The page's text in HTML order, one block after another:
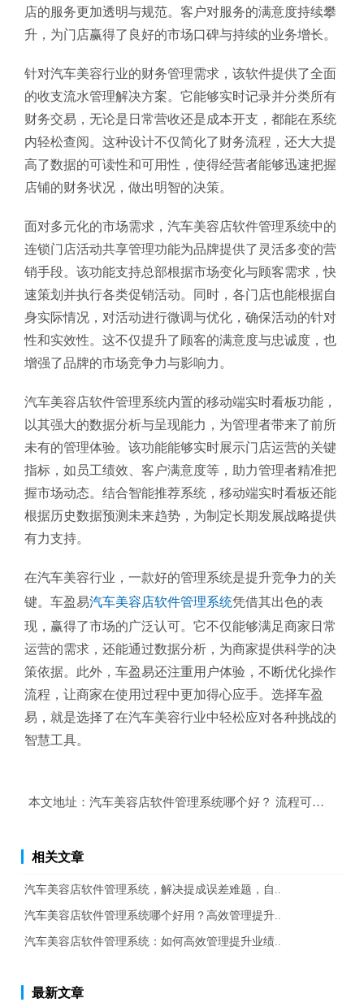
店的服务更加透明与规范。客户对服务的满意度持续攀
升，为门店赢得了良好的市场口碑与持续的业务增长。
针对汽车美容行业的财务管理需求，该软件提供了全面
的收支流水管理解决方案。它能够实时记录并分类所有
财务交易，无论是日常营收还是成本开支，都能在系统
内轻松查阅。这种设计不仅简化了财务流程，还大大提
高了数据的可读性和可用性，使得经营者能够迅速把握
店铺的财务状况，做出明智的决策。
面对多元化的市场需求，汽车美容店软件管理系统中的
连锁门店活动共享管理功能为品牌提供了灵活多变的营
销手段。该功能支持总部根据市场变化与顾客需求，快
速策划并执行各类促销活动。同时，各门店也能根据自
身实际情况，对活动进行微调与优化，确保活动的针对
性和实效性。这不仅提升了顾客的满意度与忠诚度，也
增强了品牌的市场竞争力与影响力。
汽车美容店软件管理系统内置的移动端实时看板功能，
以其强大的数据分析与呈现能力，为管理者带来了前所
未有的管理体验。该功能能够实时展示门店运营的关键
指标，如员工绩效、客户满意度等，助力管理者精准把
握市场动态。结合智能推荐系统，移动端实时看板还能
根据历史数据预测未来趋势，为制定长期发展战略提供
有力支持。
在汽车美容行业，一款好的管理系统是提升竞争力的关
键。车盈易汽车美容店软件管理系统凭借其出色的表
现，赢得了市场的广泛认可。它不仅能够满足商家日常
运营的需求，还能通过数据分析，为商家提供科学的决
策依据。此外，车盈易还注重用户体验，不断优化操作
流程，让商家在使用过程中更加得心应手。选择车盈
易，就是选择了在汽车美容行业中轻松应对各种挑战的
智慧工具。
本文地址： 汽车美容店软件管理系统哪个好？ 流程可视化的门
相关文章
汽车美容店软件管理系统，解决提成误差难题，自..
汽车美容店软件管理系统哪个好用？高效管理提升..
汽车美容店软件管理系统：如何高效管理提升业绩..
最新文章